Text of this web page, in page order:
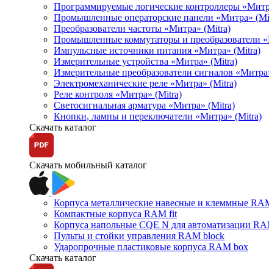
Программируемые логические контроллеры
Промышленные операторские панели «Митра»
Преобразователи частоты «Митра» (Mitra)
Промышленные коммутаторы и преобразователи
Импульсные источники питания «Митра» (Mitra)
Измерительные устройства «Митра» (Mitra)
Измерительные преобразователи сигналов
Электромеханические реле «Митра» (Mitra)
Реле контроля «Митра» (Mitra)
Светосигнальная арматура «Митра» (Mitra)
Кнопки, лампы и переключатели «Митра» (Mitra)
Скачать каталог
Скачать мобильный каталог
Корпуса металлические навесные и клеммные
Компактные корпуса RAM fit
Корпуса напольные CQE N для автоматизации
Пульты и стойки управления RAM block
Ударопрочные пластиковые корпуса RAM box
Скачать каталог